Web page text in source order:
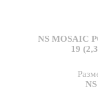
NS MOSAIC
19